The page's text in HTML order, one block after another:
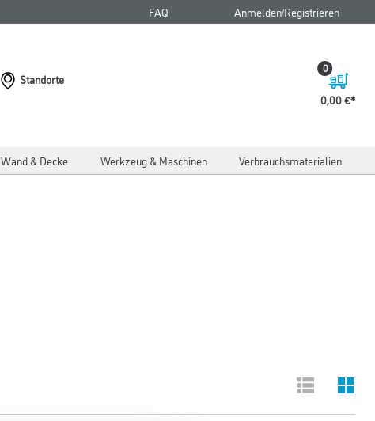
FAQ Anmelden/Registrieren
Standorte
0,00 €
0
Wand & Decke Werkzeug & Maschinen Verbrauchsmaterialien